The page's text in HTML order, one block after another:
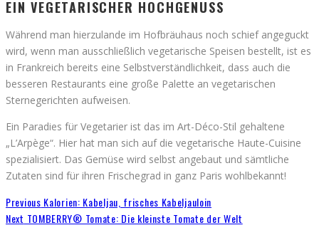
EIN VEGETARISCHER HOCHGENUSS
Während man hierzulande im Hofbräuhaus noch schief angeguckt
wird, wenn man ausschließlich vegetarische Speisen bestellt, ist es
in Frankreich bereits eine Selbstverständlichkeit, dass auch die
besseren Restaurants eine große Palette an vegetarischen
Sternegerichten aufweisen.
Ein Paradies für Vegetarier ist das im Art-Déco-Stil gehaltene
„L’Arpège“. Hier hat man sich auf die vegetarische Haute-Cuisine
spezialisiert. Das Gemüse wird selbst angebaut und sämtliche
Zutaten sind für ihren Frischegrad in ganz Paris wohlbekannt!
Previous Kalorien: Kabeljau, frisches Kabeljauloin
Next TOMBERRY® Tomate: Die kleinste Tomate der Welt